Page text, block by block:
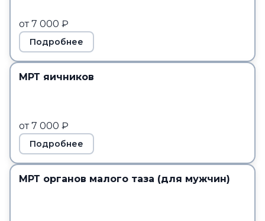
от 7 000 ₽
Подробнее
МРТ яичников
от 7 000 ₽
Подробнее
МРТ органов малого таза (для мужчин)